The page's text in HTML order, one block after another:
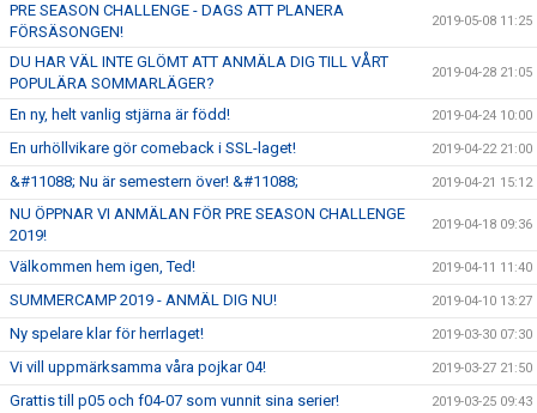
PRE SEASON CHALLENGE - DAGS ATT PLANERA
FÖRSÄSONGEN!
2019-05-08 11:25
DU HAR VÄL INTE GLÖMT ATT ANMÄLA DIG TILL VÅRT
POPULÄRA SOMMARLÄGER?
2019-04-28 21:05
En ny, helt vanlig stjärna är född! 2019-04-24 10:00
En urhöllvikare gör comeback i SSL-laget! 2019-04-22 21:00
&#11088; Nu är semestern över! &#11088; 2019-04-21 15:12
NU ÖPPNAR VI ANMÄLAN FÖR PRE SEASON CHALLENGE
2019!
2019-04-18 09:36
Välkommen hem igen, Ted! 2019-04-11 11:40
SUMMERCAMP 2019 - ANMÄL DIG NU! 2019-04-10 13:27
Ny spelare klar för herrlaget! 2019-03-30 07:30
Vi vill uppmärksamma våra pojkar 04! 2019-03-27 21:50
Grattis till p05 och f04-07 som vunnit sina serier! 2019-03-25 09:43